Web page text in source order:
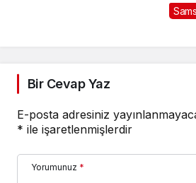
Bir Cevap Yaz
E-posta adresiniz
* ile işaretlenmişlerdir
Yorumunuz *